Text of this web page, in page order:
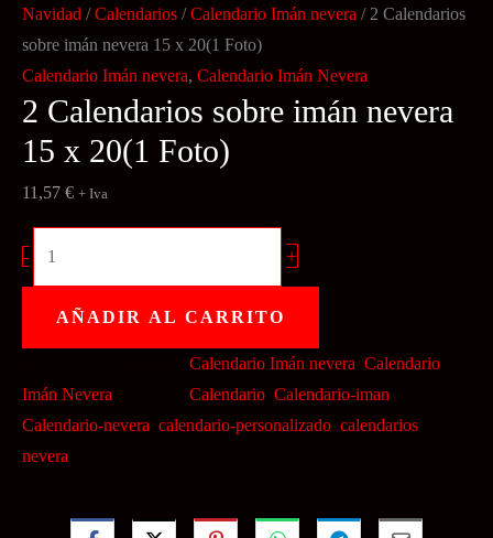
Navidad /Calendarios /Calendario Imán nevera / 2 Calendarios
sobre imán nevera 15 x 20(1 Foto)
Calendario Imán nevera, Calendario Imán Nevera
2 Calendarios sobre imán nevera
15 x 20(1 Foto)
11,57 € + Iva
-
15
x
20(1
cantidad
+
AÑADIR AL CARRITO
Calendario Imán nevera Calendario
Imán Nevera
Calendario Calendario-iman
Calendario-nevera calendario-personalizado calendarios
nevera